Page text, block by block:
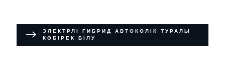
ЭЛЕКТРЛІ ГИБРИД АВТОКӨЛІК ТУРАЛЫ
КӨБІРЕК БІЛУ